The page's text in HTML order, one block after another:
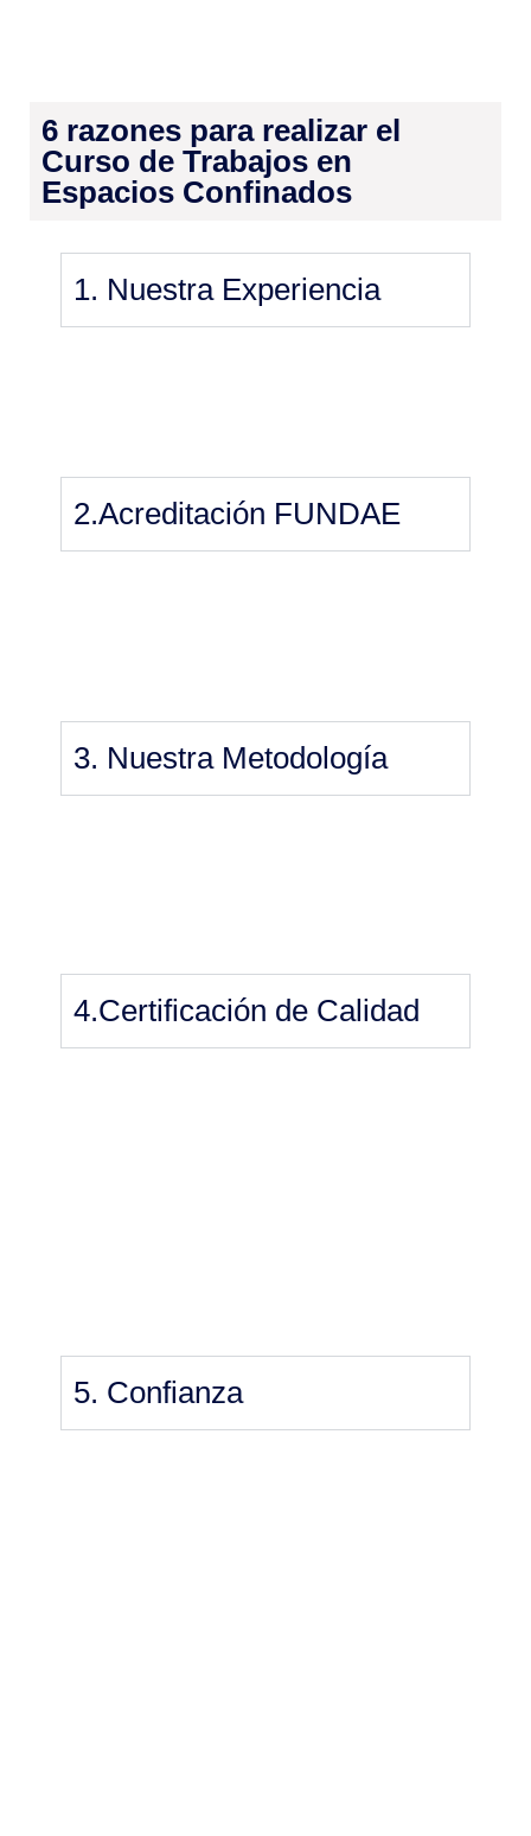
6 razones para realizar el
Curso de Trabajos en
Espacios Confinados
1. Nuestra Experiencia
2.Acreditación FUNDAE
3. Nuestra Metodología
4.Certificación de Calidad
5. Confianza